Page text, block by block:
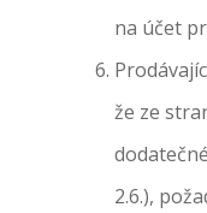
na účet
že ze
2.6.),